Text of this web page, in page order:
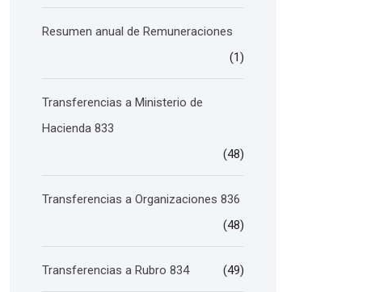
Resumen anual de Remuneraciones
(1)
Transferencias a Ministerio de
Hacienda 833
(48)
Transferencias a Organizaciones 836
(48)
Transferencias a Rubro 834 (49)